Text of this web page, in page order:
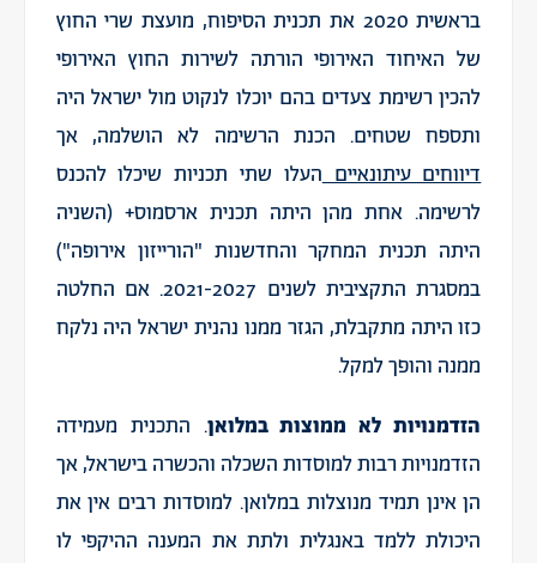
בראשית 2020 את תכנית הסיפוח, מועצת שרי החוץ
של האיחוד האירופי הורתה לשירות החוץ האירופי
להכין רשימת צעדים בהם יוכלו לנקוט מול ישראל היה
ותספח שטחים. הכנת הרשימה לא הושלמה, אך
דיווחים עיתונאיים העלו שתי תכניות שיכלו להכנס
לרשימה. אחת מהן היתה תכנית ארסמוס+ (השניה
היתה תכנית המחקר והחדשנות "הורייזון אירופה")
במסגרת התקציבית לשנים 2021-2027. אם החלטה
כזו היתה מתקבלת, הגזר ממנו נהנית ישראל היה נלקח
ממנה והופך למקל.
הזדמנויות לא ממוצות במלואן. התכנית מעמידה
הזדמנויות רבות למוסדות השכלה והכשרה בישראל, אך
הן אינן תמיד מנוצלות במלואן. למוסדות רבים אין את
היכולת ללמד באנגלית ולתת את המענה ההיקפי לו